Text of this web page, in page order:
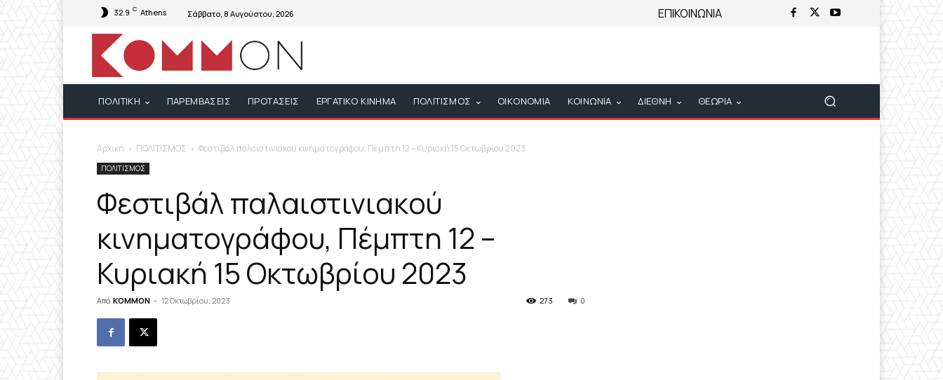
32.9 C Athens Σάββατο, 8 Αυγούστου, 2026 ΕΠΙΚΟΙΝΩΝΙΑ
ΠΟΛΙΤΙΚΗ ΠΑΡΕΜΒΑΣΕΙΣ ΠΡΟΤΑΣΕΙΣ ΕΡΓΑΤΙΚΟ ΚΙΝΗΜΑ ΠΟΛΙΤΙΣΜΟΣ ΟΙΚΟΝΟΜΙΑ ΚΟΙΝΩΝΙΑ ΔΙΕΘΝΗ ΘΕΩΡΙΑ
Αρχική ΠΟΛΙΤΙΣΜΟΣ Φεστιβάλ παλαιστινιακού κινηματογράφου, Πέμπτη 12 – Κυριακή 15 Οκτωβρίου 2023
ΠΟΛΙΤΙΣΜΟΣ
Φεστιβάλ παλαιστινιακού
κινηματογράφου, Πέμπτη 12 –
Κυριακή 15 Οκτωβρίου 2023
Από KOMMON - 12 Οκτωβρίου, 2023 0
273